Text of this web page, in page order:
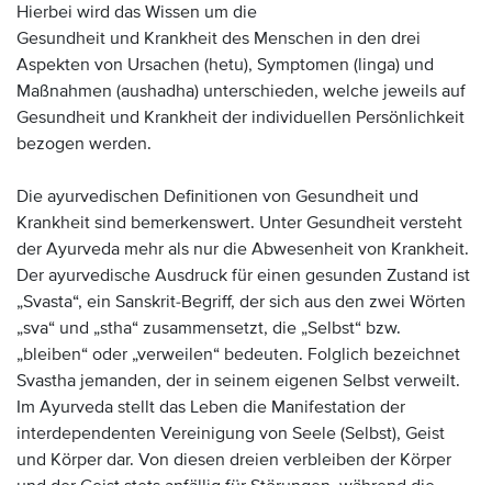
Hierbei wird das Wissen um die
Gesundheit und Krankheit des Menschen in den drei
Aspekten von Ursachen (hetu), Symptomen (linga) und
Maßnahmen (aushadha) unterschieden, welche jeweils auf
Gesundheit und Krankheit der individuellen Persönlichkeit
bezogen werden.
Die ayurvedischen Definitionen von Gesundheit und
Krankheit sind bemerkenswert. Unter Gesundheit versteht
der Ayurveda mehr als nur die Abwesenheit von Krankheit.
Der ayurvedische Ausdruck für einen gesunden Zustand ist
„Svasta“, ein Sanskrit-Begriff, der sich aus den zwei Wörten
„sva“ und „stha“ zusammensetzt, die „Selbst“ bzw.
„bleiben“ oder „verweilen“ bedeuten. Folglich bezeichnet
Svastha jemanden, der in seinem eigenen Selbst verweilt.
Im Ayurveda stellt das Leben die Manifestation der
interdependenten Vereinigung von Seele (Selbst), Geist
und Körper dar. Von diesen dreien verbleiben der Körper